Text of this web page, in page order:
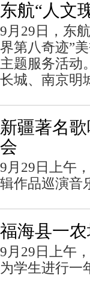
东航“人文
9月29日，东
界第八奇迹”
主题服务活动
长城、南京明
新疆著名
会
9月29日上午
辑作品巡演音
福海县一
9月29日上午
为学生进行一